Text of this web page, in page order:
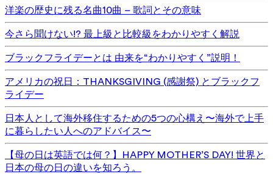
洋楽の歴史に残る名曲10曲 – 歌詞とその意味
今さら聞けない!? 最上級と比較級をわかりやすく解説
ブラックフライデーとは 由来を“わかりやすく”説明！
アメリカの祝日：THANKSGIVING (感謝祭) とブラックフ
ライデー
日本人として海外移住するための5つの心構え〜海外で上手
に暮らしたい人へのアドバイス〜
【母の日は英語では何？】HAPPY MOTHER’S DAY! 世界と
日本の母の日の違いを知ろう。